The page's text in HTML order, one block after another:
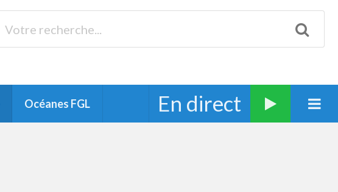
Océanes FGL En direct